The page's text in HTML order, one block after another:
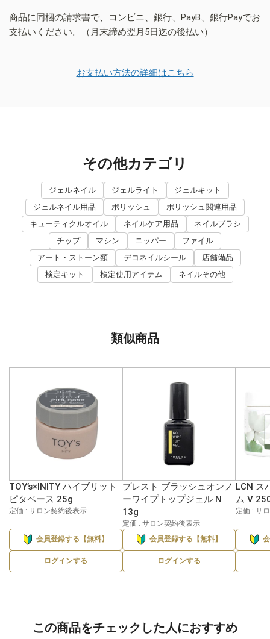
商品に同梱の請求書で、コンビニ、銀行、PayB、銀行Payでお
支払いください。（月末締め翌月5日迄の後払い）
お支払い方法の詳細はこちら
その他カテゴリ
ジェルネイル ジェルライト
ジェルキット
ジェルネイル用品
ポリッシュ
ポリッシュ関連用品
キューティクルオイル
ネイルケア用品
ネイルブラシ
チップ
マシン ニッパー
ファイル
アート・ストーン類
デコネイルシール
店舗備品
検定キット
検定使用アイテム ネイルその他
類似商品
TOY’s×INITY ハイブリット
ピタベース 25g
定価 : サロン契約後表示
会員登録する【無料】
ログインする
プレスト ブラッシュオンノ
ーワイプトップジェル N
13g
定価 : サロン契約後表示
会員登録する【無料】
ログインする
LCN ス
ム V
定価 : サ
この商品をチェックした人におすすめ